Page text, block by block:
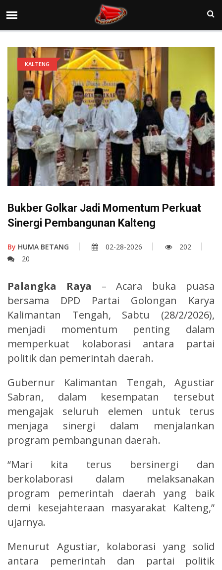
KALTENG
Bukber Golkar Jadi Momentum Perkuat
Sinergi Pembangunan Kalteng
By HUMA BETANG 02-28-2026
202
20
Palangka Raya – Acara buka puasa
bersama DPD Partai Golongan Karya
Kalimantan Tengah, Sabtu (28/2/2026),
menjadi momentum penting dalam
memperkuat kolaborasi antara partai
politik dan pemerintah daerah.
Gubernur Kalimantan Tengah, Agustiar
Sabran, dalam kesempatan tersebut
mengajak seluruh elemen untuk terus
menjaga sinergi dalam menjalankan
program pembangunan daerah.
“Mari kita terus bersinergi dan
berkolaborasi dalam melaksanakan
program pemerintah daerah yang baik
demi kesejahteraan masyarakat Kalteng,”
ujarnya.
Menurut Agustiar, kolaborasi yang solid
antara pemerintah dan partai politik